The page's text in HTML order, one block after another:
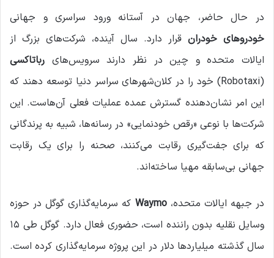
در حال حاضر، جهان در آستانه ورود سراسری و جهانی
خودروهای خودران قرار دارد. سال آینده، شرکت‌های بزرگ از
ایالات متحده و چین در نظر دارند سرویس‌های رباتاکسی
(Robotaxi) خود را در کلان‌شهرهای سراسر دنیا توسعه دهند که
این امر نشان‌دهنده گسترش عمده عملیات فعلی آن‌هاست. این
شرکت‌ها با نوعی «رقص خودنمایی» در رسانه‌ها، شبیه به پرندگانی
که برای جفت‌گیری رقابت می‌کنند، صحنه را برای یک رقابت
جهانی بی‌سابقه مهیا ساخته‌اند.
در جبهه ایالات متحده،Waymo که سرمایه‌گذاری گوگل در حوزه
وسایل نقلیه بدون راننده است، حضوری فعال دارد. گوگل طی ۱۵
سال گذشته میلیاردها دلار در این پروژه سرمایه‌گذاری کرده است.